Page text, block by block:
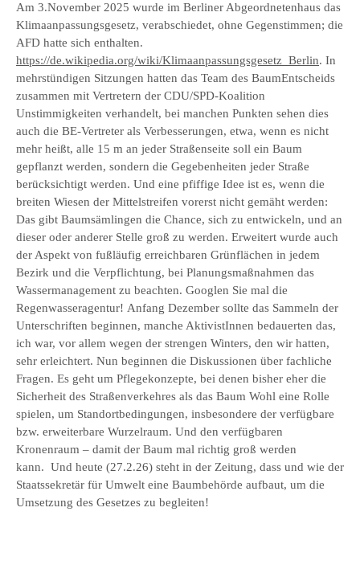
Am 3.November 2025 wurde im Berliner Abgeordnetenhaus das
Klimaanpassungsgesetz, verabschiedet, ohne Gegenstimmen; die
AFD hatte sich enthalten.
https://de.wikipedia.org/wiki/Klimaanpassungsgesetz_Berlin. In
mehrstündigen Sitzungen hatten das Team des BaumEntscheids
zusammen mit Vertretern der CDU/SPD-Koalition
Unstimmigkeiten verhandelt, bei manchen Punkten sehen dies
auch die BE-Vertreter als Verbesserungen, etwa, wenn es nicht
mehr heißt, alle 15 m an jeder Straßenseite soll ein Baum
gepflanzt werden, sondern die Gegebenheiten jeder Straße
berücksichtigt werden. Und eine pfiffige Idee ist es, wenn die
breiten Wiesen der Mittelstreifen vorerst nicht gemäht werden:
Das gibt Baumsämlingen die Chance, sich zu entwickeln, und an
dieser oder anderer Stelle groß zu werden. Erweitert wurde auch
der Aspekt von fußläufig erreichbaren Grünflächen in jedem
Bezirk und die Verpflichtung, bei Planungsmaßnahmen das
Wassermanagement zu beachten. Googlen Sie mal die
Regenwasseragentur! Anfang Dezember sollte das Sammeln der
Unterschriften beginnen, manche AktivistInnen bedauerten das,
ich war, vor allem wegen der strengen Winters, den wir hatten,
sehr erleichtert. Nun beginnen die Diskussionen über fachliche
Fragen. Es geht um Pflegekonzepte, bei denen bisher eher die
Sicherheit des Straßenverkehres als das Baum Wohl eine Rolle
spielen, um Standortbedingungen, insbesondere der verfügbare
bzw. erweiterbare Wurzelraum. Und den verfügbaren
Kronenraum – damit der Baum mal richtig groß werden
kann. Und heute (27.2.26) steht in der Zeitung, dass und wie der
Staatssekretär für Umwelt eine Baumbehörde aufbaut, um die
Umsetzung des Gesetzes zu begleiten!